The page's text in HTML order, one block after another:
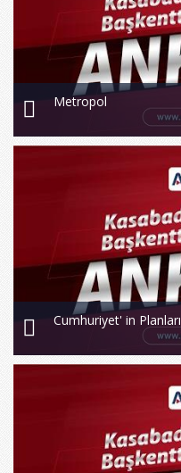
Metropol
Cumhuriyet' in Planları